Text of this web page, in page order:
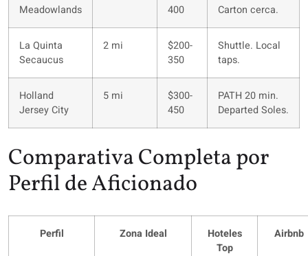
Meadowlands
400
Carton cerca.
La Quinta
Secaucus
2 mi
$200-
350
Shuttle. Local
taps.
Holland
Jersey City
5 mi
$300-
450
PATH 20 min.
Departed Soles.
Comparativa Completa por
Perfil de Aficionado
Perfil Zona Ideal
Hoteles
Top
Airbnb